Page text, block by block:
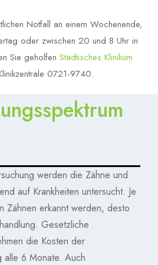
Notfall an einem Wochenende,
oder zwischen 20 und 8 Uhr in
Sie geholfen Städtisches Klinikum
0721-9740.
werden die Zähne und
auf Krankheiten untersucht. Je
Zähnen erkannt werden, desto
Gesetzliche
die Kosten der
alle 6 Monate. Auch